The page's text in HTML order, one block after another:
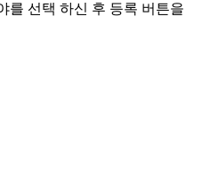
를 선택 하신 후 등록 버튼을